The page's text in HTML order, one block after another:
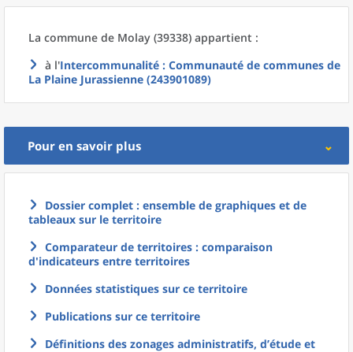
La commune de Molay (39338) appartient :
à l'Intercommunalité : Communauté de communes de
La Plaine Jurassienne (243901089)
Pour en savoir plus
Dossier complet : ensemble de graphiques et de
tableaux sur le territoire
Comparateur de territoires : comparaison
d'indicateurs entre territoires
Données statistiques sur ce territoire
Publications sur ce territoire
Définitions des zonages administratifs, d’étude et